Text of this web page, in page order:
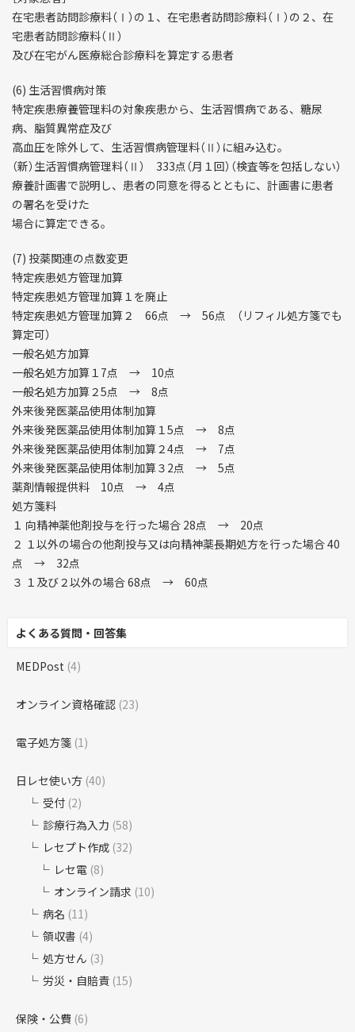
在宅患者訪問診療料（Ⅰ）の１、在宅患者訪問診療料（Ⅰ）の２、在
宅患者訪問診療料（Ⅱ）
及び在宅がん医療総合診療料を算定する患者
(6) 生活習慣病対策
特定疾患療養管理料の対象疾患から、生活習慣病である、糖尿
病、脂質異常症及び
高血圧を除外して、生活習慣病管理料（Ⅱ）に組み込む。
（新）生活習慣病管理料（Ⅱ） 333点（月１回）（検査等を包括しない）
療養計画書で説明し、患者の同意を得るとともに、計画書に患者
の署名を受けた
場合に算定できる。
(7) 投薬関連の点数変更
特定疾患処方管理加算
特定疾患処方管理加算１を廃止
特定疾患処方管理加算２ 66点 → 56点 （リフィル処方箋でも
算定可）
一般名処方加算
一般名処方加算１7点 → 10点
一般名処方加算２5点 → 8点
外来後発医薬品使用体制加算
外来後発医薬品使用体制加算１5点 → 8点
外来後発医薬品使用体制加算２4点 → 7点
外来後発医薬品使用体制加算３2点 → 5点
薬剤情報提供料 10点 → 4点
処方箋料
１ 向精神薬他剤投与を行った場合 28点 → 20点
２ １以外の場合の他剤投与又は向精神薬長期処方を行った場合 40
点 → 32点
３ １及び２以外の場合 68点 → 60点
よくある質問・回答集
MEDPost (4)
オンライン資格確認 (23)
電子処方箋 (1)
日レセ使い方 (40)
受付 (2)
診療行為入力 (58)
レセプト作成 (32)
レセ電 (8)
オンライン請求 (10)
病名 (11)
領収書 (4)
処方せん (3)
労災・自賠責 (15)
保険・公費 (6)